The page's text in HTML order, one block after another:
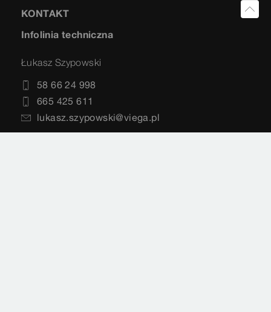
KONTAKT
Infolinia techniczna
Łukasz Szypowski
58 66 24 998
665 425 611
lukasz.szypowski@viega.pl